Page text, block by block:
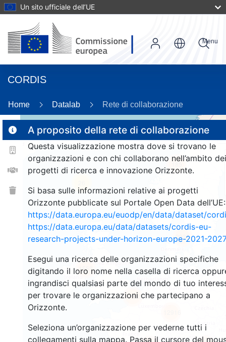
Un sito ufficiale dell’UE
CORDIS
Menu
Home Datalab Rete di collaborazione
A proposito della rete di collaborazione
Questa visualizzazione mostra dove si trovano le
organizzazioni e con chi collaborano nell’ambito dei
progetti di ricerca e innovazione Orizzonte.
Si basa sulle informazioni relative ai progetti
Orizzonte pubblicate sul Portale Open Data dell’UE:
https://data.europa.eu/euodp/en/data/dataset/
https://data.europa.eu/data/datasets/cordis-eu-
research-projects-under-horizon-europe-2021-2027
Esegui una ricerca delle organizzazioni specifiche
digitando il loro nome nella casella di ricerca
ingrandisci qualsiasi parte del mondo di tuo
per trovare le organizzazioni che partecipano a
Orizzonte.
Seleziona un’organizzazione per vederne tutti i
collegamenti sulla mappa. Passa il cursore del
1553
185
2933
10063